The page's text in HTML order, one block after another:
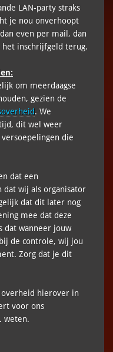
LAN-party straks
je nou onverhoopt
even per mail, dan
inschrijfgeld terug.
om meerdaagse
gezien de
. We
dit wel weer
die
dat een
dat wij als organisator
dat dit later nog
mee dat deze
dat wanneer jouw
de controle, wij jou
Zorg dat je dit
overheid hierover in
voor ons
weten.